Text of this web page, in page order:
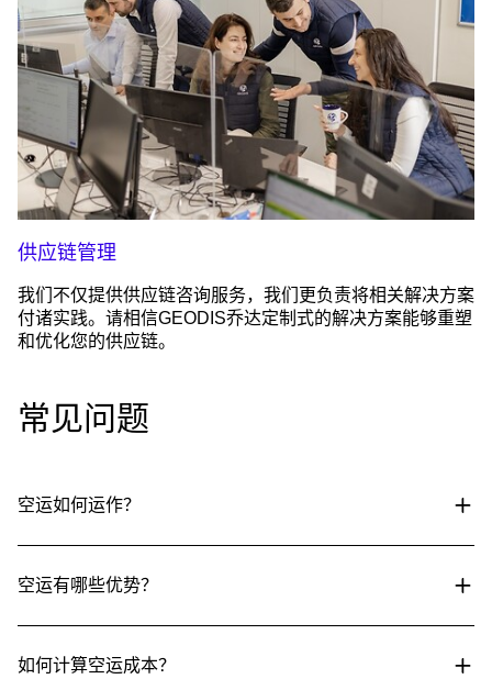
供应链管理
我们不仅提供供应链咨询服务，我们更负责将相关解决方案
付诸实践。请相信GEODIS乔达定制式的解决方案能够重塑
和优化您的供应链。
常见问题
空运如何运作？
空运有哪些优势？
如何计算空运成本？